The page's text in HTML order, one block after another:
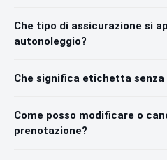
Che tipo di assicurazione si
autonoleggio?
Che significa etichetta senza
Come posso modificare o
prenotazione?